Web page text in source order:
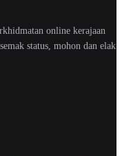
online kerajaan
status, mohon dan elak